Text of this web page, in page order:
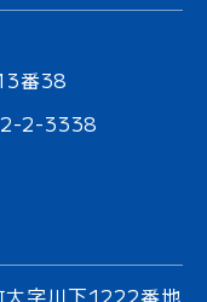
番38
2-3338
字川下1222番地